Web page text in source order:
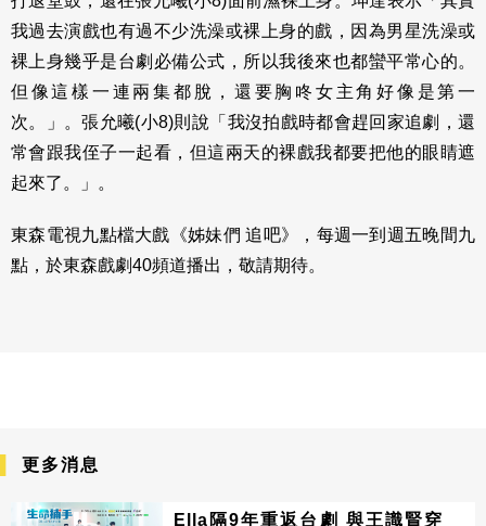
我過去演戲也有過不少洗澡或裸上身的戲，因為男星洗澡或
裸上身幾乎是台劇必備公式，所以我後來也都蠻平常心的。
但像這樣一連兩集都脫，還要胸咚女主角好像是第一
次。」。張允曦(小8)則說「我沒拍戲時都會趕回家追劇，還
常會跟我侄子一起看，但這兩天的裸戲我都要把他的眼睛遮
起來了。」。
東森電視九點檔大戲《姊妹們 追吧》，每週一到週五晚間九
點，於東森戲劇40頻道播出，敬請期待。
更多消息
Ella隔9年重返台劇 與王識賢穿